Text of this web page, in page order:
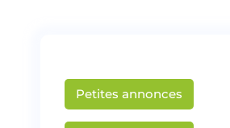
Petites annonces